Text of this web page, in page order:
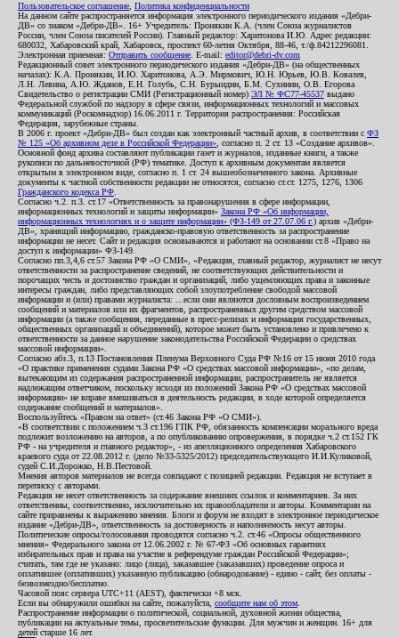
Пользовательское соглашение Политика конфиденциальности
На данном сайте распространяется информация электронного периодического издания «Дебри-
ДВ» со знаком «Дебри-ДВ». 16+ Учредитель: Пронякин К.А. (член Союза журналистов
России, член Союза писателей России). Главный редактор: Харитонова И.Ю. Адрес редакции:
680032, Хабаровский край, Хабаровск, проспект 60-летия Октября, 88-46, т./ф.84212296081.
Электронная приемная: Отправить сообщение . E-mail: editor@debri-dv.com
Редакционный совет электронного периодического издания «Дебри-ДВ» (на общественных
началах): К.А. Пронякин, И.Ю. Харитонова, А.Э. Мирмович, Ю.Н. Юрьев, Ю.В. Ковалев,
Л.Н. Левина, А.Ю. Жданов, Е.Н. Голубь, С.Н. Бурындин, Б.М. Сухинин, О.В. Егорова
Свидетельство о регистрации СМИ (Регистрационный номер) ЭЛ № ФС77-45537 выдано
Федеральной службой по надзору в сфере связи, информационных технологий и массовых
коммуникаций (Роскомнадзор) 16.06.2011 г. Территория распространения: Российская
Федерация, зарубежные страны.
В 2006 г. проект «Дебри-ДВ» был создан как электронный частный архив, в соответствии с ФЗ
№ 125 «Об архивном деле в Российской Федерации» , согласно п. 2 ст. 13 «Создание архивов».
Основной фонд архива составляют публикации газет и журналов, изданные книги, а также
рукописи по дальневосточной (РФ) тематике. Доступ к архивным документам является
открытым в электронном виде, согласно п. 1 ст. 24 вышеобозначенного закона. Архивные
документы к частной собственности редакции не относятся, согласно ст.ст. 1275, 1276, 1306
Гражданского кодекса РФ
Согласно ч.2. п.3. ст.17 «Ответственность за правонарушения в сфере информации,
информационных технологий и защиты информации» Закона РФ «Об информации,
информационных технологиях и о защите информации» (ФЗ-149 от 27.07.06 г.) архив «Дебри-
ДВ», хранящий информацию, гражданско-правовую ответственность за распространение
информации не несет. Сайт и редакция основываются и работают на основании ст.8 «Право на
доступ к информации» ФЗ-149.
Согласно пп.3,4,6 ст.57 Закона РФ «О СМИ», «Редакция, главный редактор, журналист не несут
ответственности за распространение сведений, не соответствующих действительности и
порочащих честь и достоинство граждан и организаций, либо ущемляющих права и законные
интересы граждан, либо представляющих собой злоупотребление свободой массовой
информации и (или) правами журналиста: ...если они являются дословным воспроизведением
сообщений и материалов или их фрагментов, распространенных другим средством массовой
информации (а также сообщения, переданные в пресс-релизах и информация государственных,
общественных организаций и объединений), которое может быть установлено и привлечено к
ответственности за данное нарушение законодательства Российской Федерации о средствах
массовой информации».
Согласно абз.3, п.13 Постановления Пленума Верховного Суда РФ №16 от 15 июня 2010 года
«О практике применения судами Закона РФ «О средствах массовой информации», «по делам,
вытекающим из содержания распространенной информации, распространитель не является
надлежащим ответчиком, поскольку исходя из положений Закона РФ «О средствах массовой
информации» не вправе вмешиваться в деятельность редакции, в ходе которой определяется
содержание сообщений и материалов».
Воспользуйтесь «Правом на ответ» (ст.46 Закона РФ «О СМИ»).
«В соответствии с положением ч.3 ст.196 ГПК РФ, обязанность компенсации морального вреда
подлежит возложению на авторов, а по опубликованию опровержения, в порядке ч.2 ст.152 ГК
РФ - на учредителя и главного редактор», - из апелляционного определения Хабаровского
краевого суда от 22.08.2012 г. (дело №33-5325/2012) председательствующего И.И.Куликовой,
судей С.И.Дорожко, Н.В.Пестовой.
Мнения авторов материалов не всегда совпадают с позицией редакции. Редакция не вступает в
переписку с авторами.
Редакция не несет ответственность за содержание внешних ссылок и комментариев. За них
ответственны, соответственно, исключительно их правообладатели и авторы. Комментарии на
сайте приравнены к выражению мнения. Блоги и форум не входят в электронное периодическое
издание «Дебри-ДВ», ответственность за достоверность и наполняемость несут авторы.
Политические опросы/голосования проводятся согласно ч.2. ст.46 «Опросы общественного
мнения» Федерального закона от 12.06.2002 г. № 67-ФЗ «Об основных гарантиях
избирательных прав и права на участие в референдуме граждан Российской Федерации»;
считать, там где не указано: лицо (лица), заказавшее (заказавших) проведение опроса и
оплатившее (оплативших) указанную публикацию (обнародование) - едино - сайт, без оплаты -
безвозмездно/бесплатно.
Часовой пояс сервера UTC+11 (AEST), фактически +8 мск.
Если вы обнаружили ошибки на сайте, пожалуйста, сообщите нам об этом
Распространение информации о политической, социальной, духовной жизни общества,
публикации на актуальные темы, просветительские функции. Для мужчин и женщин. 16+ для
детей старше 16 лет.